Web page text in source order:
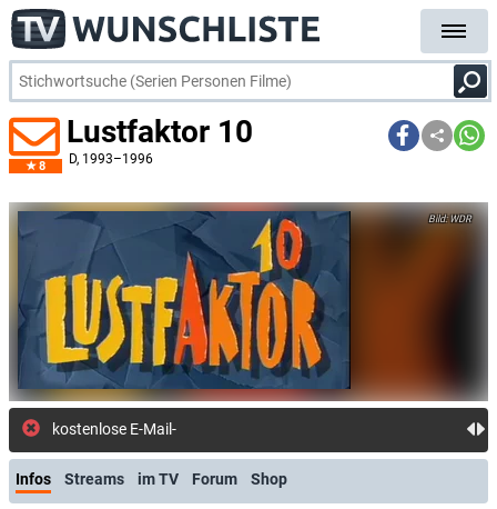
8
Lustfaktor 10
D, 1993–1996
WDR
kostenlose E-Mail-Benachrichtigun
Infos Streams im TV Forum Shop